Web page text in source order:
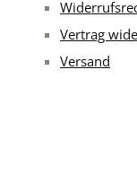
Vertrag
Versand